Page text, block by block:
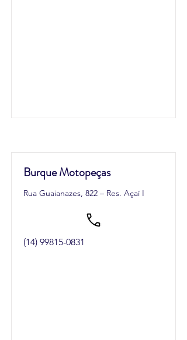
Burque Motopeças
Rua Guaianazes, 822 – Res. Açaí I
(14) 99815-0831